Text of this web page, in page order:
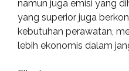
namun juga emisi yang
yang superior juga
kebutuhan perawatan,
lebih ekonomis dalam